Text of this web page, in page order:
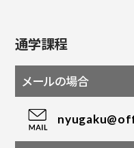
通学課程
メールの場合